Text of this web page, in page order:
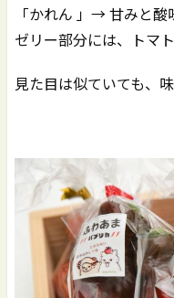
「かれん 」→ 甘みと
ゼリー部分には、トマ
見た目は似ていても、